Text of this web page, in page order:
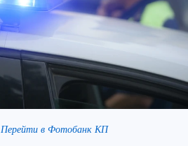
Перейти в Фотобанк КП